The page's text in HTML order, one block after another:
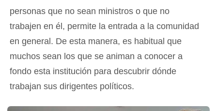
personas que no sean ministros o que no
trabajen en él, permite la entrada a la comunidad
en general. De esta manera, es habitual que
muchos sean los que se animan a conocer a
fondo esta institución para descubrir dónde
trabajan sus dirigentes políticos.